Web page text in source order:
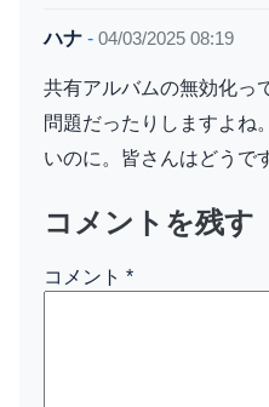
ハナ - 04/03/2025 08:19
共有アルバムの無効化っ
問題だったりしますよね
いのに。皆さんはどうで
コメントを残す
コメント *